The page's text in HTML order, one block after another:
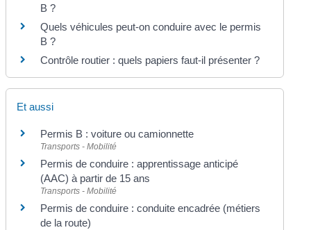
B ?
Quels véhicules peut-on conduire avec le permis
B ?
Contrôle routier : quels papiers faut-il présenter ?
Et aussi
Permis B : voiture ou camionnette
Transports - Mobilité
Permis de conduire : apprentissage anticipé
(AAC) à partir de 15 ans
Transports - Mobilité
Permis de conduire : conduite encadrée (métiers
de la route)